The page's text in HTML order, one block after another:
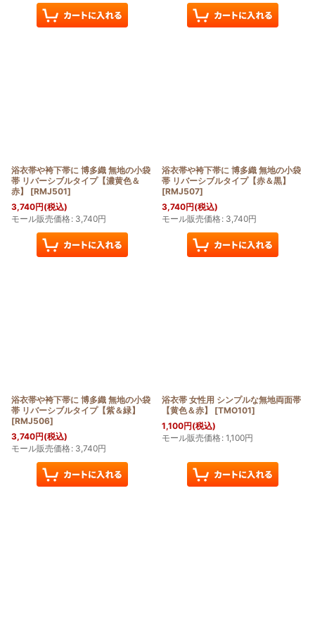
浴衣帯や袴下帯に 博多織 無地の小袋
帯 リバーシブルタイプ【濃黄色＆
赤】
[RMJ501]
3,740円(税込)
モール販売価格: 3,740円
浴衣帯や袴下帯に 博多織 無地の小袋
帯 リバーシブルタイプ【赤＆黒】
[RMJ507]
3,740円(税込)
モール販売価格: 3,740円
浴衣帯や袴下帯に 博多織 無地の小袋
帯 リバーシブルタイプ【紫＆緑】
[RMJ506]
3,740円(税込)
モール販売価格: 3,740円
浴衣帯 女性用 シンプルな無地両面帯
【黄色＆赤】
[TMO101]
1,100円(税込)
モール販売価格: 1,100円